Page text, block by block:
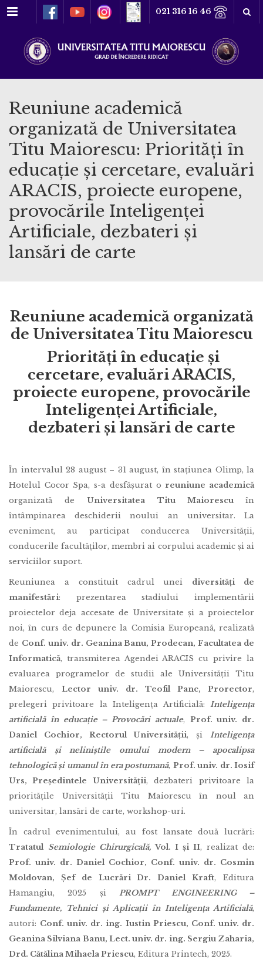
Meniu 021 316 16 46
Reuniune academică
organizată de Universitatea
Titu Maiorescu: Priorități în
educație și cercetare, evaluări
ARACIS, proiecte europene,
provocările Inteligenței
Artificiale, dezbateri și
lansări de carte
Reuniune academică organizată
de Universitatea Titu Maiorescu
Priorități în educație și
cercetare, evaluări ARACIS,
proiecte europene, provocările
Inteligenței Artificiale,
dezbateri și lansări de carte
În intervalul 28 august – 31 august, în stațiunea Olimp, la
Hotelul Cocor Spa, s-a desfășurat o reuniune academică
organizată deUniversitatea Titu Maiorescuîn
întâmpinarea deschiderii noului an universitar. La
eveniment, au participat conducerea Universității,
conducerile facultăților, membri ai corpului academic și ai
serviciilor suport.
Reuniunea a constituit cadrul unei diversități de
manifestări: prezentarea stadiului implementării
proiectelor deja accesate de Universitate și a proiectelor
noi, în curs de depunere la Comisia Europeană, realizată
de Conf. univ. dr. Geanina Banu, Prodecan, Facultatea de
Informatică, transmiterea Agendei ARACIS cu privire la
evaluarea programelor de studii ale Universității Titu
Maiorescu, Lector univ. dr. Teofil Panc, Prorector,
prelegeri privitoare la Inteligența Artificială: Inteligența
artificială în educație – Provocări actuale, Prof. univ. dr.
Daniel Cochior, Rectorul Universității, șiInteligența
artificială și neliniștile omului modern – apocalipsa
tehnologică și umanul în era postumană, Prof. univ. dr. Iosif
Urs, Președintele Universității, dezbateri privitoare la
prioritățile Universității Titu Maiorescu în noul an
universitar, lansări de carte, workshop-uri.
În cadrul evenimentului, au fost lansate două lucrări:
Tratatul Semiologie Chirurgicală,Vol. I și II, realizat de:
Prof. univ. dr. Daniel Cochior, Conf. univ. dr. Cosmin
Moldovan, Șef de Lucrări Dr. Daniel Kraft, Editura
Hamangiu, 2025 șiPROMPT ENGINEERING –
Fundamente, Tehnici și Aplicații în Inteligența Artificială,
autori: Conf. univ. dr. ing. Iustin Priescu, Conf. univ. dr.
Geanina Silviana Banu, Lect. univ. dr. ing. Sergiu Zaharia,
Drd. Cătălina Mihaela Priescu, Editura Printech, 2025.